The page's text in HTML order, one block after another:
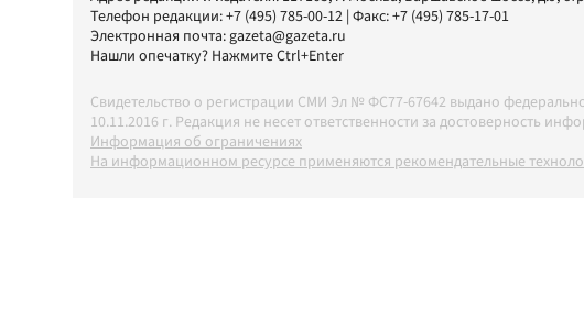
Телефон редакции:+7 (495) 785-00-12 | Факс:+7 (495) 785-17-01
Электронная почта:gazeta@gazeta.ru
Нашли опечатку? Нажмите Ctrl+Enter
Свидетельство о регистрации СМИ Эл № ФС77-67642 выдано
10.11.2016 г. Редакция не несет ответственности за достоверность
Информация об ограничениях
На информационном ресурсе применяются рекомендательные